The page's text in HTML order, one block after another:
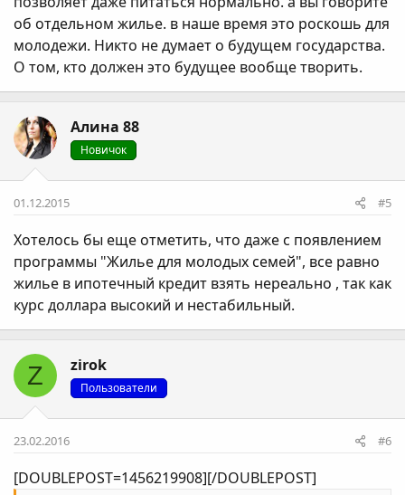
об отдельном жилье. в наше время это роскошь для
молодежи. Никто не думает о будущем государства.
О том, кто должен это будущее вообще творить.
Алина 88
Новичок
01.12.2015 #5
Хотелось бы еще отметить, что даже с появлением
программы "Жилье для молодых семей", все равно
жилье в ипотечный кредит взять нереально , так как
курс доллара высокий и нестабильный.
Z zirok
Пользователи
23.02.2016 #6
[DOUBLEPOST=1456219908][/DOUBLEPOST]